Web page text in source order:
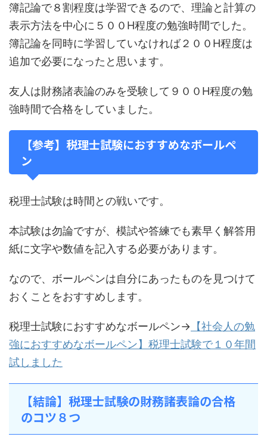
簿記論で８割程度は学習できるので、理論と計算の
表示方法を中心に５００H程度の勉強時間でした。
簿記論を同時に学習していなければ２００H程度は
追加で必要になったと思います。
友人は財務諸表論のみを受験して９００H程度の勉
強時間で合格をしていました。
【参考】税理士試験におすすめなボールペ
ン
税理士試験は時間との戦いです。
本試験は勿論ですが、模試や答練でも素早く解答用
紙に文字や数値を記入する必要があります。
なので、ボールペンは自分にあったものを見つけて
おくことをおすすめします。
税理士試験におすすめなボールペン→ 【社会人の勉
強におすすめなボールペン】税理士試験で１０年間
試しました
【結論】税理士試験の財務諸表論の合格
のコツ８つ